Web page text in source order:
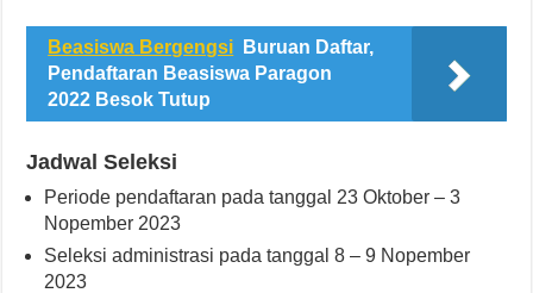
Beasiswa Bergengsi
Buruan Daftar,
Pendaftaran Beasiswa Paragon
2022 Besok Tutup
Jadwal Seleksi
Periode pendaftaran pada tanggal 23 Oktober – 3
Nopember 2023
Seleksi administrasi pada tanggal 8 – 9 Nopember
2023